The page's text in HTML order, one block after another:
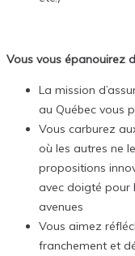
Vous vous épanouirez
La mission
au Québec vous
Vous carburez
où les autres ne
propositions
avec doigté pour
avenues
Vous aimez
franchement et